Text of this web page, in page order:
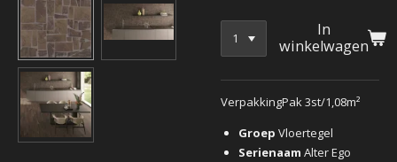
In
winkelwagen
VerpakkingPak 3st/1,08m²
Groep Vloertegel
Serienaam Alter Ego